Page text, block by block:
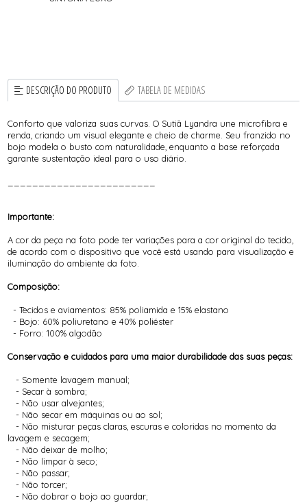
DESCRIÇÃO DO PRODUTO TABELA DE MEDIDAS
Conforto que valoriza suas curvas. O Sutiã Lyandra une microfibra e
renda, criando um visual elegante e cheio de charme. Seu franzido no
bojo modela o busto com naturalidade, enquanto a base reforçada
garante sustentação ideal para o uso diário.
Importante:
A cor da peça na foto pode ter variações para a cor original do tecido,
de acordo com o dispositivo que você está usando para visualização e
iluminação do ambiente da foto.
Composição:
- Tecidos e aviamentos: 85% poliamida e 15% elastano
- Bojo: 60% poliuretano e 40% poliéster
- Forro: 100% algodão
Conservação e cuidados para uma maior durabilidade das suas peças:
- Somente lavagem manual;
- Secar à sombra;
- Não usar alvejantes;
- Não secar em máquinas ou ao sol;
- Não misturar peças claras, escuras e coloridas no momento da
lavagem e secagem;
- Não deixar de molho;
- Não limpar à seco;
- Não passar;
- Não torcer;
- Não dobrar o bojo ao guardar;